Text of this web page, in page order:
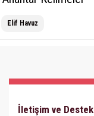
Elif Havuz
İletişim ve Destek